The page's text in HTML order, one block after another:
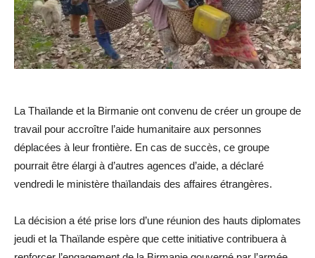
La Thaïlande et la Birmanie ont convenu de créer un groupe de
travail pour accroître l’aide humanitaire aux personnes
déplacées à leur frontière. En cas de succès, ce groupe
pourrait être élargi à d’autres agences d’aide, a déclaré
vendredi le ministère thaïlandais des affaires étrangères.
La décision a été prise lors d’une réunion des hauts diplomates
jeudi et la Thaïlande espère que cette initiative contribuera à